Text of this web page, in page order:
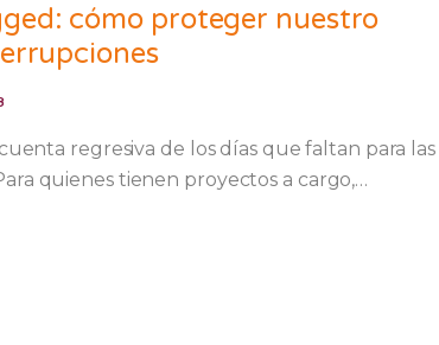
cómo proteger nuestro
regresiva de los días que faltan para las
quienes tienen proyectos a cargo,…